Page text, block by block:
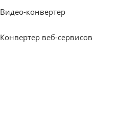
Видео-конвертер
Конвертер веб-сервисов